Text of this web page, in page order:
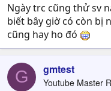
Ngày trc cũng thử sv
biết bây giờ có còn bị
cũng hay ho đó
G gmtest
Youtube Master